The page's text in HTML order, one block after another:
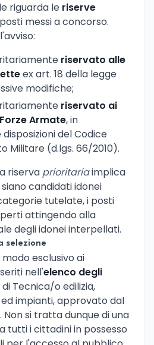
riguarda le riserve
messi a concorso.
riservato alle
ex art. 18 della legge
modifiche;
riservato ai
Armate, in
del Codice
Militare (d.lgs. 66/2010).
riserva prioritariaimplica
candidati idonei
tutelate, i posti
attingendo alla
degli idonei interpellati.
selezione
modo esclusivo ai
nell'elenco degli
Tecnica/o edilizia,
impianti, approvato dal
Non si tratta dunque di una
tutti i cittadini in possesso